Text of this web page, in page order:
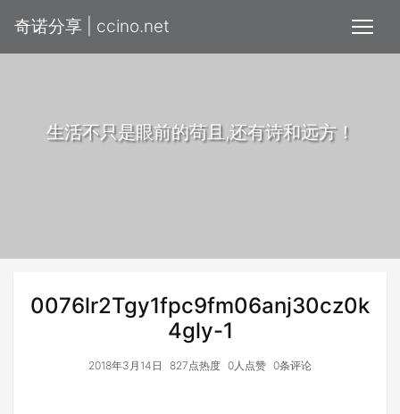
奇诺分享 | ccino.net
生活不只是眼前的苟且,还有诗和远方！
0076lr2Tgy1fpc9fm06anj30cz0k
4gly-1
2018年3月14日 827点热度 0人点赞 0条评论